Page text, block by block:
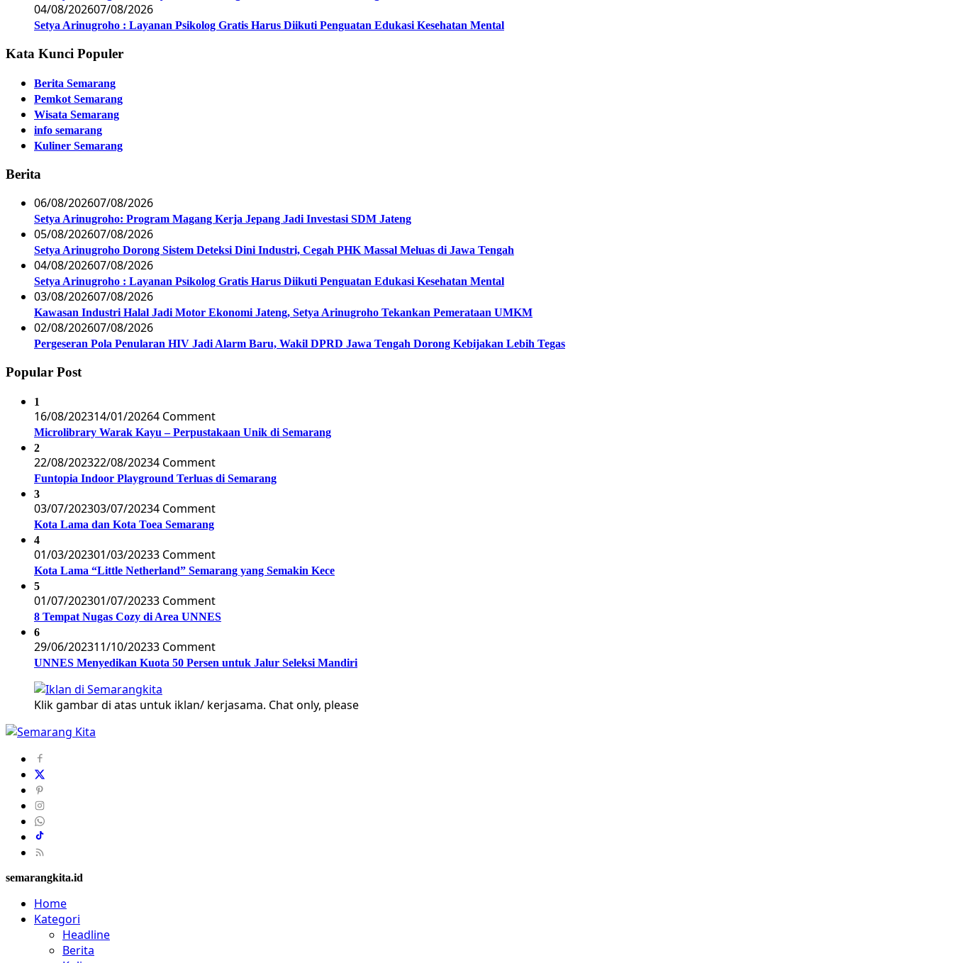
04/08/202607/08/2026
Setya Arinugroho : Layanan Psikolog Gratis Harus Diikuti Penguatan Edukasi Kesehatan Mental
Kata Kunci Populer
Berita Semarang
Pemkot Semarang
Wisata Semarang
info semarang
Kuliner Semarang
Berita
06/08/202607/08/2026
Setya Arinugroho: Program Magang Kerja Jepang Jadi Investasi SDM Jateng
05/08/202607/08/2026
Setya Arinugroho Dorong Sistem Deteksi Dini Industri, Cegah PHK Massal Meluas di Jawa Tengah
04/08/202607/08/2026
Setya Arinugroho : Layanan Psikolog Gratis Harus Diikuti Penguatan Edukasi Kesehatan Mental
03/08/202607/08/2026
Kawasan Industri Halal Jadi Motor Ekonomi Jateng, Setya Arinugroho Tekankan Pemerataan UMKM
02/08/202607/08/2026
Pergeseran Pola Penularan HIV Jadi Alarm Baru, Wakil DPRD Jawa Tengah Dorong Kebijakan Lebih Tegas
Popular Post
1
16/08/202314/01/20264 Comment
Microlibrary Warak Kayu – Perpustakaan Unik di Semarang
2
22/08/202322/08/20234 Comment
Funtopia Indoor Playground Terluas di Semarang
3
03/07/202303/07/20234 Comment
Kota Lama dan Kota Toea Semarang
4
01/03/202301/03/20233 Comment
Kota Lama “Little Netherland” Semarang yang Semakin Kece
5
01/07/202301/07/20233 Comment
8 Tempat Nugas Cozy di Area UNNES
6
29/06/202311/10/20233 Comment
UNNES Menyedikan Kuota 50 Persen untuk Jalur Seleksi Mandiri
Klik gambar di atas untuk iklan/ kerjasama. Chat only, please
semarangkita.id
Home
Kategori
Headline
Berita